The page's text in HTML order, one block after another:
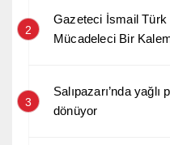
2
Gazeteci İsmail
Mücadeleci Bir
3
Salıpazarı’nda
dönüyor